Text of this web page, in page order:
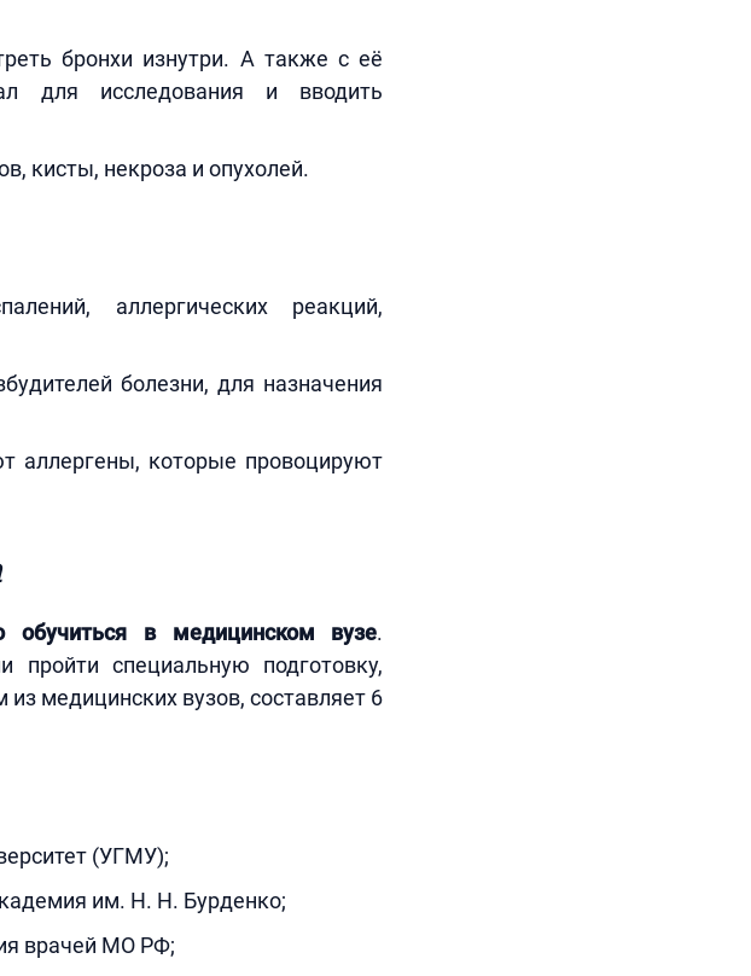
бронхи изнутри. А также с её
для исследования и вводить
кисты, некроза и опухолей.
аллергических реакций,
болезни, для назначения
аллергены, которые провоцируют
обучиться в медицинском вузе.
пройти специальную подготовку,
медицинских вузов, составляет 6
(УГМУ);
им. Н. Н. Бурденко;
врачей МО РФ;